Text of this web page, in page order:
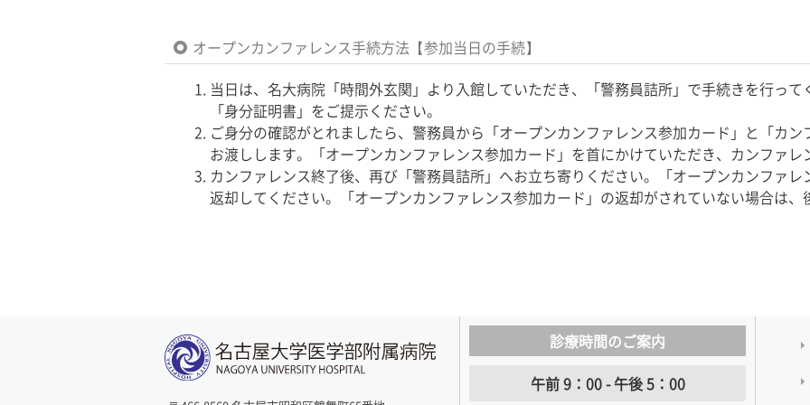
オープンカンファレンス手続方法【参加当日の手続】
当日は、名大病院「時間外玄関」より入館していただき、「警務員詰所」で手続きを行って
「身分証明書」をご提示ください。
ご身分の確認がとれましたら、警務員から「オープンカンファレンス参加カード」と「カ
お渡しします。「オープンカンファレンス参加カード」を首にかけていただき、カンファ
カンファレンス終了後、再び「警務員詰所」へお立ち寄りください。「オープンカンファ
返却してください。「オープンカンファレンス参加カード」の返却がされていない場合は
診療時間のご案内
午前 9：00 - 午後 5：00